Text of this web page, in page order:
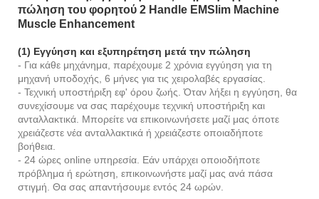
πώληση του φορητού 2 Handle EMSlim Machine
Muscle Enhancement
(1) Εγγύηση και εξυπηρέτηση μετά την πώληση
- Για κάθε μηχάνημα, παρέχουμε 2 χρόνια εγγύηση για τη
μηχανή υποδοχής, 6 μήνες για τις χειρολαβές εργασίας.
- Τεχνική υποστήριξη εφ' όρου ζωής. Όταν λήξει η εγγύηση, θα
συνεχίσουμε να σας παρέχουμε τεχνική υποστήριξη και
ανταλλακτικά. Μπορείτε να επικοινωνήσετε μαζί μας όποτε
χρειάζεστε νέα ανταλλακτικά ή χρειάζεστε οποιαδήποτε
βοήθεια.
- 24 ώρες online υπηρεσία. Εάν υπάρχει οποιοδήποτε
πρόβλημα ή ερώτηση, επικοινωνήστε μαζί μας ανά πάσα
στιγμή. Θα σας απαντήσουμε εντός 24 ωρών.